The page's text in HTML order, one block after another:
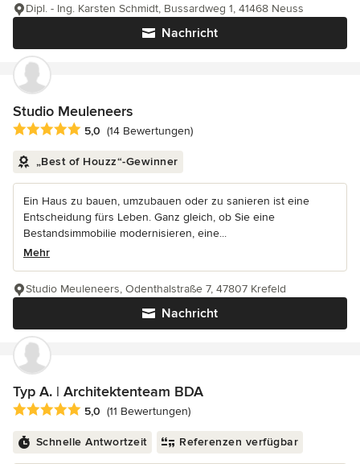
Nachricht
Dipl. - Ing. Karsten Schmidt, Bussardweg 1, 41468 Neuss
Studio Meuleneers
Durchschnittliche Bewertung: 5 von 5 Sternen
5,0 (14 Bewertungen)
„Best of Houzz“-Gewinner
Ein Haus zu bauen, umzubauen oder zu sanieren ist eine
Entscheidung fürs Leben. Ganz gleich, ob Sie eine
Bestandsimmobilie modernisieren, eine...
Mehr
Nachricht
Studio Meuleneers, Odenthalstraße 7, 47807 Krefeld
Typ A. | Architektenteam BDA
Durchschnittliche Bewertung: 5 von 5 Sternen
5,0 (11 Bewertungen)
Schnelle Antwortzeit Referenzen verfügbar